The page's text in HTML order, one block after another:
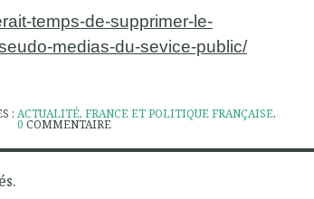
temps-de-supprimer-le-
medias-du-sevice-public/
:ACTUALITÉ,FRANCE ET POLITIQUE FRANÇAISE,
0 COMMENTAIRE